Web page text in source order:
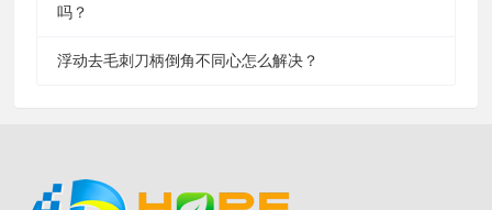
吗？
浮动去毛刺刀柄倒角不同心怎么解决？